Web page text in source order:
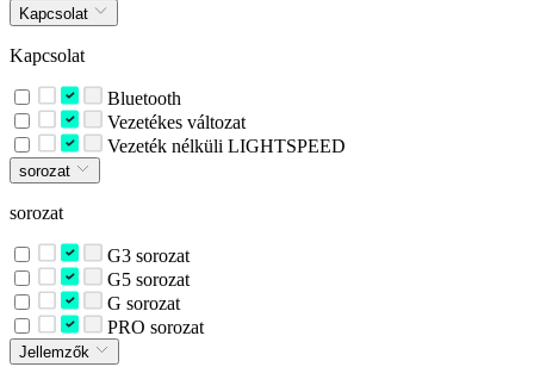
Kapcsolat
Kapcsolat
Bluetooth
Vezetékes változat
Vezeték nélküli LIGHTSPEED
sorozat
sorozat
G3 sorozat
G5 sorozat
G sorozat
PRO sorozat
Jellemzők